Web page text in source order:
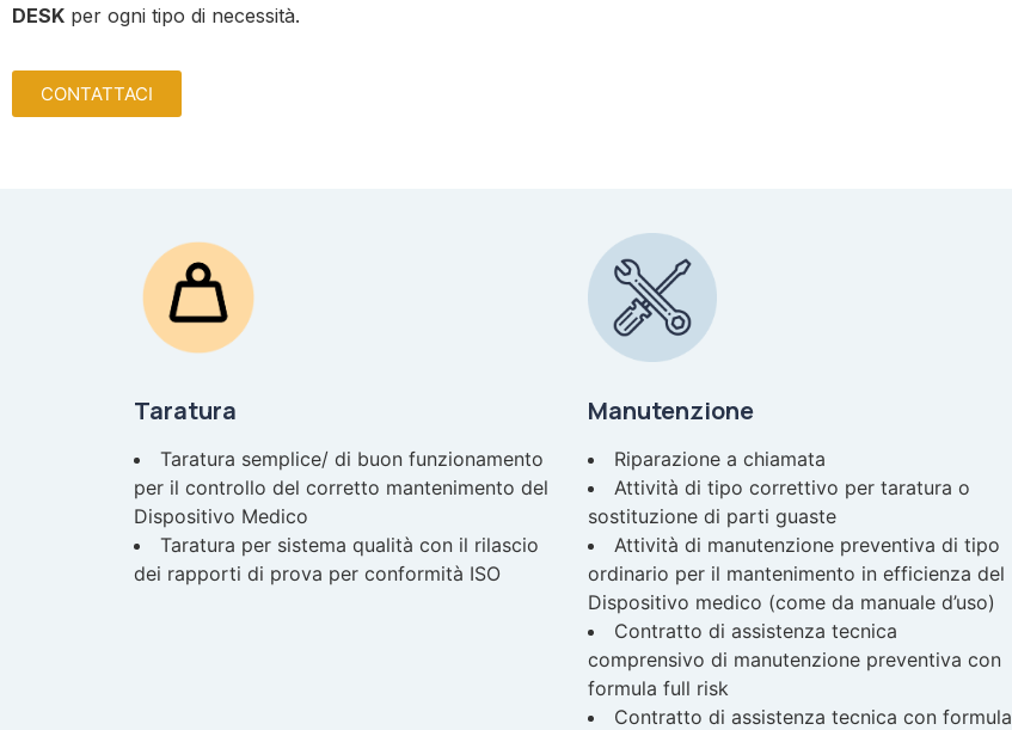
DESK per ogni tipo di necessità.
CONTATTACI
Taratura
Taratura semplice/ di buon funzionamento
per il controllo del corretto mantenimento del
Dispositivo Medico
Taratura per sistema qualità con il rilascio
dei rapporti di prova per conformità ISO
Manutenzione
Riparazione a chiamata
Attività di tipo correttivo per taratura o
sostituzione di parti guaste
Attività di manutenzione preventiva di tipo
ordinario per il mantenimento in efficienza del
Dispositivo medico (come da manuale d’uso)
Contratto di assistenza tecnica
comprensivo di manutenzione preventiva con
formula full risk
Contratto di assistenza tecnica con formula